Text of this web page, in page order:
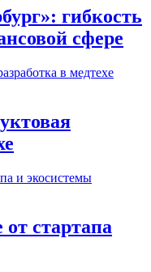
гибкость
сфере
стартапа